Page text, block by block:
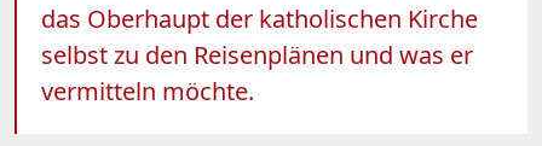
das Oberhaupt der katholischen Kirche
selbst zu den Reisenplänen und was er
vermitteln möchte.